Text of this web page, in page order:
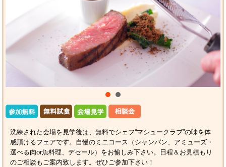
洗練された会場を見学後は、無料でシェフ“マシュークラブ”の味を体
感頂けるフェアです。自慢のミニコース（シャンパン、アミューズ・
選べる肉or魚料理、デセール）をお愉しみ下さい。日程＆お見積もり
のご相談もご案内致します。ぜひご参加下さい！